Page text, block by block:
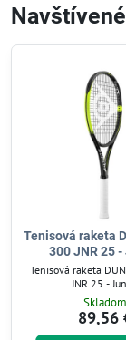
Tenisová raketa
300 JNR 25
Tenisová raketa
JNR 25 -
Skladom
89,56